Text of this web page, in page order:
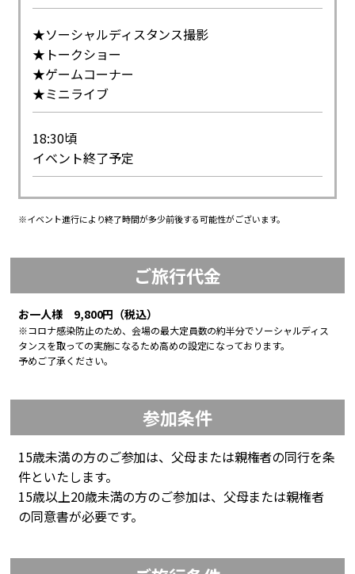
★ソーシャルディスタンス撮影
★トークショー
★ゲームコーナー
★ミニライブ
18:30頃
イベント終了予定
※イベント進行により終了時間が多少前後する可能性がございます。
ご旅行代金
お一人様 9,800円（税込）
※コロナ感染防止のため、会場の最大定員数の約半分でソーシャルディス
タンスを取っての実施になるため高めの設定になっております。
予めご了承ください。
参加条件
15歳未満の方のご参加は、父母または親権者の同行を条
件といたします。
15歳以上20歳未満の方のご参加は、父母または親権者
の同意書が必要です。